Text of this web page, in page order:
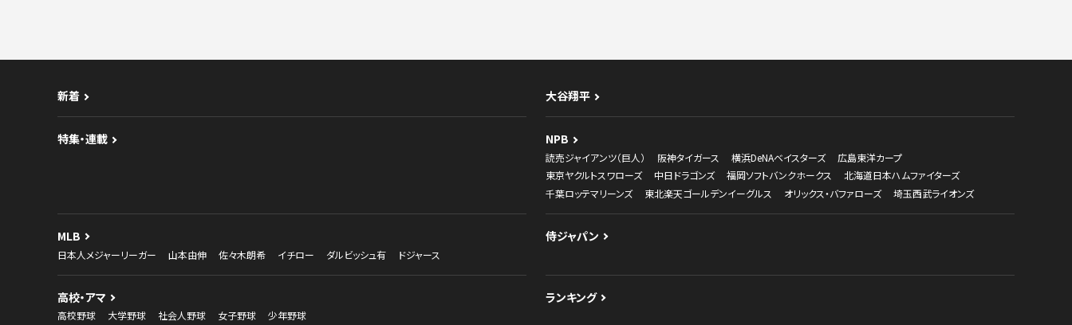
新着 大谷翔平
特集・連載 NPB
読売ジャイアンツ（巨人） 阪神タイガース 横浜DeNAベイスターズ
広島東洋カープ
東京ヤクルトスワローズ
中日ドラゴンズ 福岡ソフトバンクホークス
北海道日本ハムファイターズ
千葉ロッテマリーンズ
東北楽天ゴールデンイーグルス オリックス・バファローズ 埼玉西武ライオンズ
MLB
日本人メジャーリーガー 山本由伸 佐々木朗希 イチロー ダルビッシュ有 ドジャース
侍ジャパン
高校・アマ
高校野球 大学野球 社会人野球 女子野球 少年野球
ランキング